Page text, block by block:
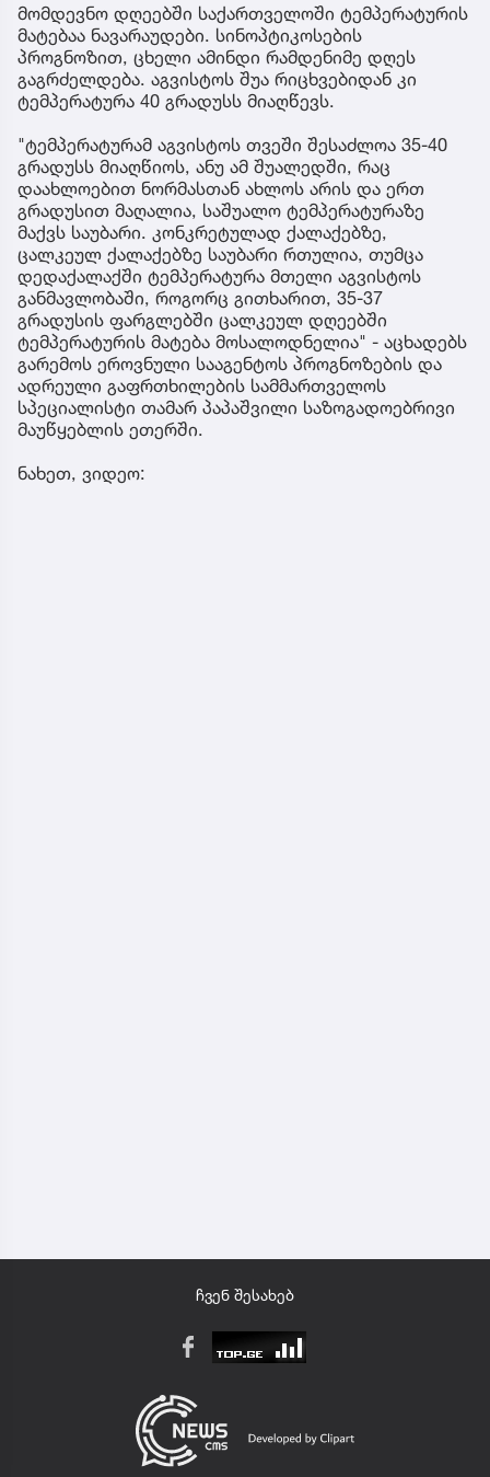
მომდევნო დღეებში საქართველოში ტემპერატურის
მატებაა ნავარაუდები. სინოპტიკოსების
პროგნოზით, ცხელი ამინდი რამდენიმე დღეს
გაგრძელდება. აგვისტოს შუა რიცხვებიდან კი
ტემპერატურა 40 გრადუსს მიაღწევს.
"ტემპერატურამ აგვისტოს თვეში შესაძლოა 35-40
გრადუსს მიაღწიოს, ანუ ამ შუალედში, რაც
დაახლოებით ნორმასთან ახლოს არის და ერთ
გრადუსით მაღალია, საშუალო ტემპერატურაზე
მაქვს საუბარი. კონკრეტულად ქალაქებზე,
ცალკეულ ქალაქებზე საუბარი რთულია, თუმცა
დედაქალაქში ტემპერატურა მთელი აგვისტოს
განმავლობაში, როგორც გითხარით, 35-37
გრადუსის ფარგლებში ცალკეულ დღეებში
ტემპერატურის მატება მოსალოდნელია" - აცხადებს
გარემოს ეროვნული სააგენტოს პროგნოზების და
ადრეული გაფრთხილების სამმართველოს
სპეციალისტი თამარ პაპაშვილი საზოგადოებრივი
მაუწყებლის ეთერში.
ნახეთ, ვიდეო:
ჩვენ შესახებ